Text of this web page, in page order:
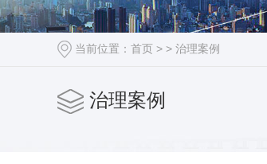
当前位置： 首页 > > 治理案例
治理案例